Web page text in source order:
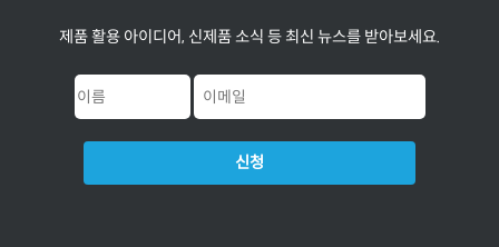
제품 활용 아이디어, 신제품 소식 등 최신 뉴스를 받아보세요.
신청